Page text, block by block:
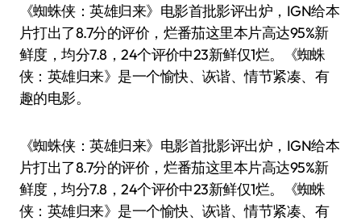
《蜘蛛侠：英雄归来》电影首批影评出炉，IGN给本
片打出了8.7分的评价，烂番茄这里本片高达95%新
鲜度，均分7.8，24个评价中23新鲜仅1烂。《蜘蛛
侠：英雄归来》是一个愉快、诙谐、情节紧凑、有
趣的电影。
《蜘蛛侠：英雄归来》电影首批影评出炉，IGN给本
片打出了8.7分的评价，烂番茄这里本片高达95%新
鲜度，均分7.8，24个评价中23新鲜仅1烂。《蜘蛛
侠：英雄归来》是一个愉快、诙谐、情节紧凑、有